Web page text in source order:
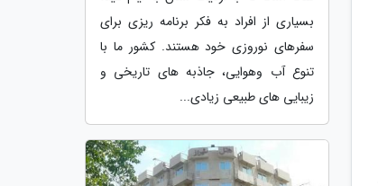
بسیاری از افراد به فکر برنامه ریزی برای
سفرهای نوروزی خود هستند. کشور ما با
تنوع آب وهوایی، جاذبه های تاریخی و
زیبایی های طبیعی زیادی...